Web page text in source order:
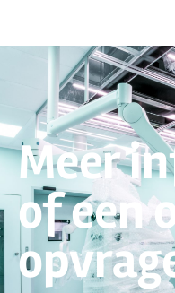
Meer
of een